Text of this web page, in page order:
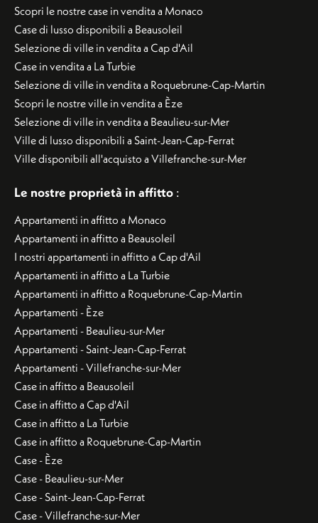
Scopri le nostre case in vendita a Monaco
Case di lusso disponibili a Beausoleil
Selezione di ville in vendita a Cap d'Ail
Case in vendita a La Turbie
Selezione di ville in vendita a Roquebrune-Cap-Martin
Scopri le nostre ville in vendita a Èze
Selezione di ville in vendita a Beaulieu-sur-Mer
Ville di lusso disponibili a Saint-Jean-Cap-Ferrat
Ville disponibili all'acquisto a Villefranche-sur-Mer
Le nostre proprietà in affitto :
Appartamenti in affitto a Monaco
Appartamenti in affitto a Beausoleil
I nostri appartamenti in affitto a Cap d'Ail
Appartamenti in affitto a La Turbie
Appartamenti in affitto a Roquebrune-Cap-Martin
Appartamenti - Èze
Appartamenti - Beaulieu-sur-Mer
Appartamenti - Saint-Jean-Cap-Ferrat
Appartamenti - Villefranche-sur-Mer
Case in affitto a Beausoleil
Case in affitto a Cap d'Ail
Case in affitto a La Turbie
Case in affitto a Roquebrune-Cap-Martin
Case - Èze
Case - Beaulieu-sur-Mer
Case - Saint-Jean-Cap-Ferrat
Case - Villefranche-sur-Mer